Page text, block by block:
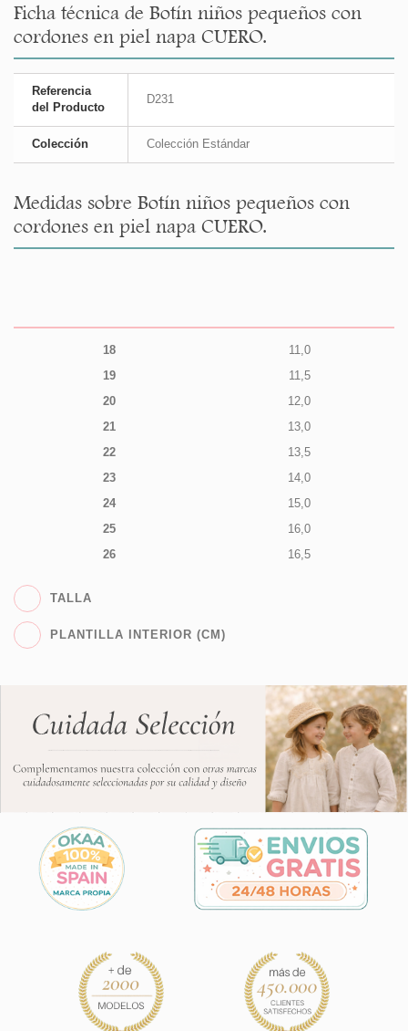
Ficha técnica de Botín niños pequeños con
cordones en piel napa CUERO.
Referencia
del Producto
D231
Colección Colección Estándar
Medidas sobre Botín niños pequeños con
cordones en piel napa CUERO.
18
11,0
19
11,5
20
12,0
21
13,0
22
13,5
23
14,0
24
15,0
25
16,0
26
16,5
TALLA
PLANTILLA INTERIOR (CM)